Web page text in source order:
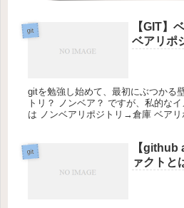
git
【GIT】
ベアリポ
gitを勉強し始めて、最初にぶつかる
トリ？ ノンベア？ ですが、私的な
は ノンベアリポジトリ→倉庫 ベアリ
git
【github
ァクトと